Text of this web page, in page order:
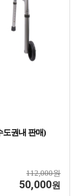
도권내 판매)
112,000원
50,000원